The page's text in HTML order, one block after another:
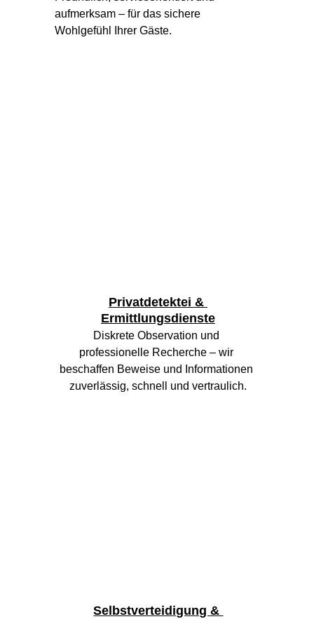
aufmerksam – für das sichere
Wohlgefühl Ihrer Gäste.
Privatdetektei &
Ermittlungsdienste
Diskrete Observation und
professionelle Recherche – wir
beschaffen Beweise und Informationen
zuverlässig, schnell und vertraulich.
Selbstverteidigung &